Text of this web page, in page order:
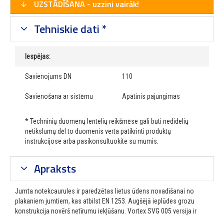
UZSTĀDĪŠANA - uzzini vairāk!
Tehniskie dati *
Iespējas:
Savienojums DN 110
Savienošana ar sistēmu Apatinis pajungimas
* Techninių duomenų lentelių reikšmėse gali būti nedidelių
netikslumų dėl to duomenis verta patikrinti produktų
instrukcijose arba pasikonsultuokite su mumis.
Apraksts
Jumta notekcaurules ir paredzētas lietus ūdens novadīšanai no
plakaniem jumtiem, kas atbilst EN 1253. Augšējā ieplūdes grozu
konstrukcija novērš netīrumu iekļūšanu. Vortex SVG 005 versija ir